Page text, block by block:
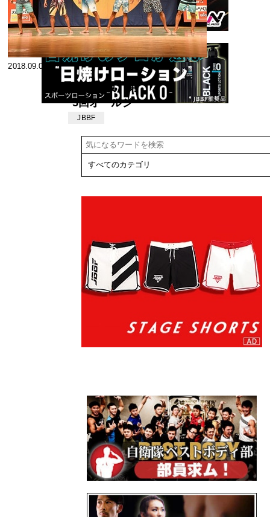
2018.09.05
【速報版】第
5回オールジ
ャパン・メン
選手権大会、
第4回オール
ジャパン・メ
JBBF